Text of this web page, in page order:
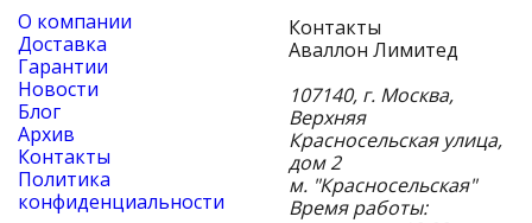
О компании
Доставка
Гарантии
Новости
Блог
Архив
Контакты
Политика
конфиденциальности
Контакты
Аваллон Лимитед
107140, г. Москва,
Верхняя
Красносельская улица,
дом 2
м. "Красносельская"
Время работы: